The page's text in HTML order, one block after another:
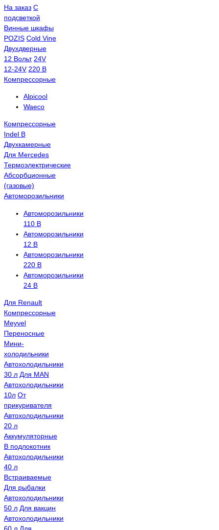
На заказ С
подсветкой
Винные шкафы
POZIS Сold Vine
Двухдверные
12 Вольт 24V
12-24V 220 В
Компрессорные
Alpicool
Waeco
Компрессорные
Indel B
Двухкамерные
Для Mercedes
Термоэлектрические
Абсорбционные
(газовые)
Автоморозильники
Автоморозильники
110 В
Автоморозильники
12 В
Автоморозильники
220 В
Автоморозильники
24 В
Для Renault
Компрессорные
Meyvel
Переносные
Мини-
холодильники
Автохолодильники
30 л Для MAN
Автохолодильники
10л От
прикуривателя
Автохолодильники
20 л
Аккумуляторные
В подлокотник
Автохолодильники
40 л
Встраиваемые
Для рыбалки
Автохолодильники
50 л Для вакцин
Автохолодильники